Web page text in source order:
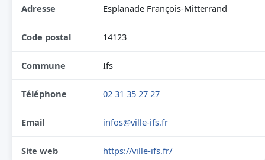
Adresse Esplanade François-Mitterrand
Code postal 14123
Commune Ifs
Téléphone 02 31 35 27 27
Email infos@ville-ifs.fr
Site web https://ville-ifs.fr/